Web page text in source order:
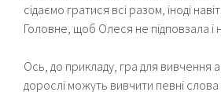
сідаємо гратися всі разом, іноді
Головне, щоб Олеся не підповзала і
Ось, до прикладу, гра для вивчення
дорослі можуть вивчити певні